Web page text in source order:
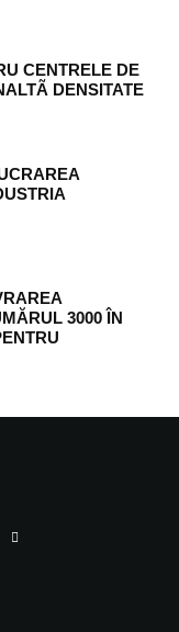
CENTRELE DE
DENSITATE
3000 ÎN